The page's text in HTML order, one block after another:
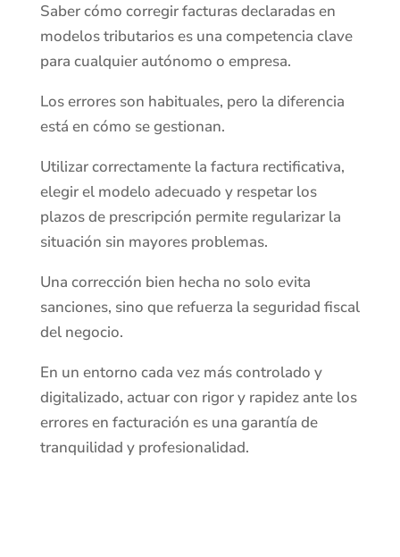
Saber cómo corregir facturas declaradas en
modelos tributarios es una competencia clave
para cualquier autónomo o empresa.
Los errores son habituales, pero la diferencia
está en cómo se gestionan.
Utilizar correctamente la factura rectificativa,
elegir el modelo adecuado y respetar los
plazos de prescripción permite regularizar la
situación sin mayores problemas.
Una corrección bien hecha no solo evita
sanciones, sino que refuerza la seguridad fiscal
del negocio.
En un entorno cada vez más controlado y
digitalizado, actuar con rigor y rapidez ante los
errores en facturación es una garantía de
tranquilidad y profesionalidad.